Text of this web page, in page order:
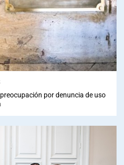
por denuncia de uso